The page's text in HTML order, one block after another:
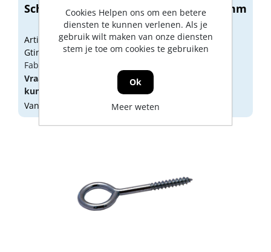
Schroefoog verzinkt HD 3.45 x 30 x 10mm
Artikelnummer: 1010140
Gtin: 8712547013987
Fabrikant artikel nummer: 1030101020
Vraag een
aan oflog in
kunnen zien.
Vandaag besteld, morgen geleverd
Cookies Helpen ons om een betere
diensten te kunnen verlenen. Als je
gebruik wilt maken van onze diensten
stem je toe om cookies te gebruiken
Ok
Meer weten